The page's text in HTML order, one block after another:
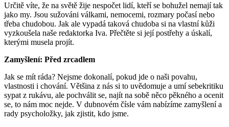
Určitě víte, že na světě žije nespočet lidí, kteří se bohužel nemají tak
jako my. Jsou sužováni válkami, nemocemi, rozmary počasí nebo
třeba chudobou. Jak ale vypadá taková chudoba si na vlastní kůži
vyzkoušela naše redaktorka Iva. Přečtěte si její postřehy a úskalí,
kterými musela projít.
Zamyšlení: Před zrcadlem
Jak se mít ráda? Nejsme dokonalí, pokud jde o naši povahu,
vlastnosti i chování. Většina z nás si to uvědomuje a umí sebekritiku
sypat z rukávu, ale pochválit se, najít na sobě něco pěkného a ocenit
se, to nám moc nejde. V dubnovém čísle vám nabízíme zamyšlení a
rady psycholožky, jak zjistit, kdo jsme.